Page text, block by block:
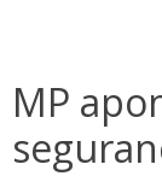
MP